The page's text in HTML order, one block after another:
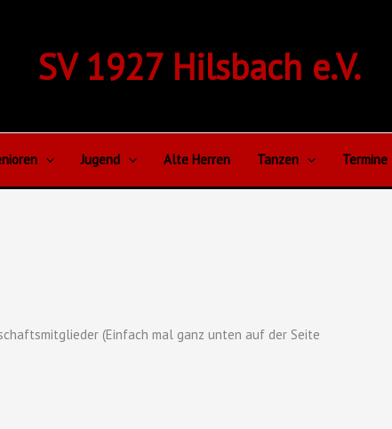
SV 1927 Hilsbach e.V.
Jugend Alte Herren Tanzen Termine
(Einfach mal ganz unten auf der Seite